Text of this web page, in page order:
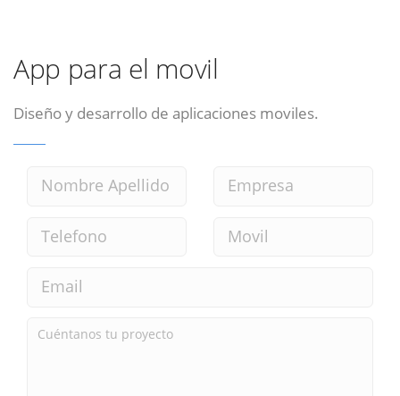
App para el movil
Diseño y desarrollo de aplicaciones moviles.